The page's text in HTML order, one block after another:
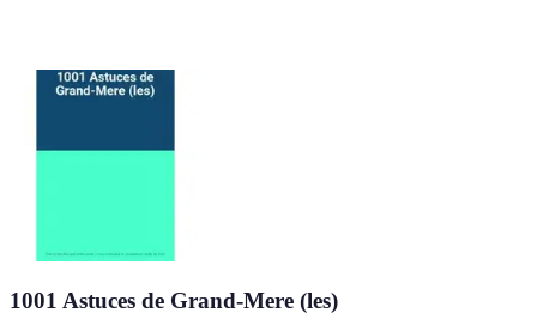
1001 Astuces de Grand-Mere (les)